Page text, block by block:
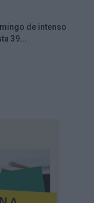
de intenso
39...